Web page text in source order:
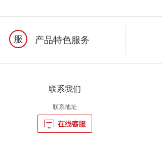
服 产品特色服务
联系我们
联系地址